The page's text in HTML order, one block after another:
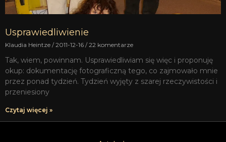
Usprawiedliwienie
Klaudia Heintze 2011-12-16 22 komentarze
Tak, wiem, powinnam. Usprawiedliwiam się więc i proponuję
okup: dokumentację fotograficzną tego, co zajmowało mnie
przez ponad tydzień. Tydzień wyjęty z szarej rzeczywistości i
przeniesiony
Czytaj więcej »